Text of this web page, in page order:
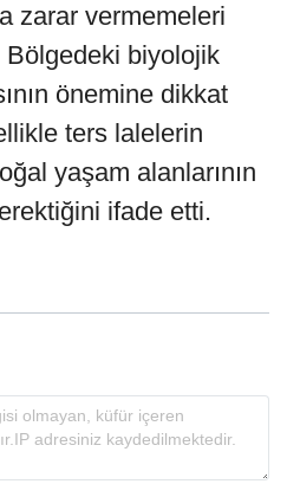
zarar vermemeleri
Bölgedeki biyolojik
önemine dikkat
ters lalelerin
yaşam alanlarının
ifade etti.